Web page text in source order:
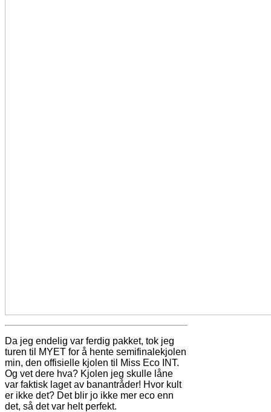
Da jeg endelig var ferdig pakket, tok jeg
turen til MYET for å hente semifinalekjolen
min, den offisielle kjolen til Miss Eco INT.
Og vet dere hva? Kjolen jeg skulle låne
var faktisk laget av banantråder! Hvor kult
er ikke det? Det blir jo ikke mer eco enn
det, så det var helt perfekt.